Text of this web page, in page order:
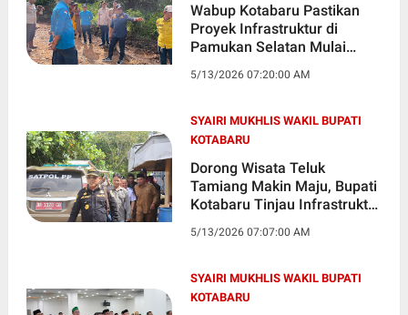
Wabup Kotabaru Pastikan
Proyek Infrastruktur di
Pamukan Selatan Mulai
5/13/2026 07:20:00 AM
SYAIRI MUKHLIS WAKIL BUPATI
KOTABARU
Dorong Wisata Teluk
Tamiang Makin Maju, Bupati
Kotabaru Tinjau Infrastruktur
5/13/2026 07:07:00 AM
SYAIRI MUKHLIS WAKIL BUPATI
KOTABARU